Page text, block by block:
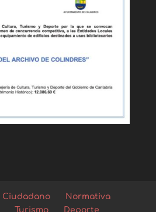
Ciudadano
Normativa
Turismo
Deporte